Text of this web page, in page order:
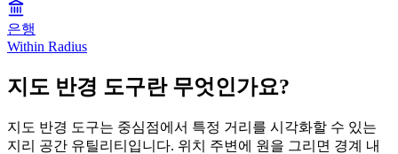
은행
Within Radius
지도 반경 도구란 무엇인가요?
지도 반경 도구는 중심점에서 특정 거리를 시각화할 수 있는
지리 공간 유틸리티입니다. 위치 주변에 원을 그리면 경계 내